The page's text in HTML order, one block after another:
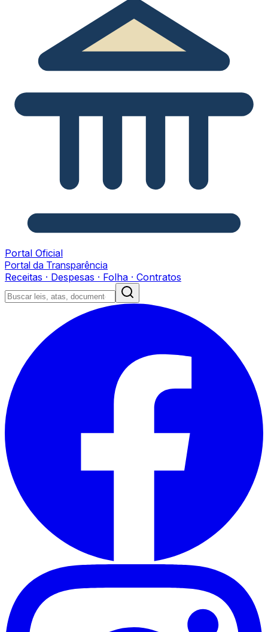
Portal Oficial
Portal da Transparência
Receitas · Despesas · Folha · Contratos